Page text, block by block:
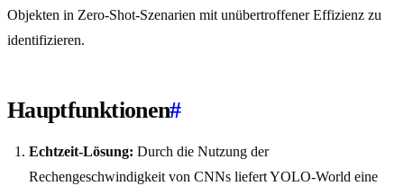
Objekten in Zero-Shot-Szenarien mit unübertroffener Effizienz zu
identifizieren.
Hauptfunktionen#
Echtzeit-Lösung: Durch die Nutzung der
Rechengeschwindigkeit von CNNs liefert YOLO-World eine